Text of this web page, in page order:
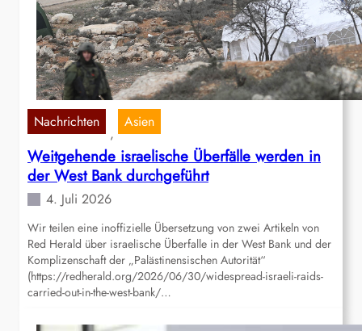
Nachrichten
,
Asien
Weitgehende israelische Überfälle werden in
der West Bank durchgeführt
4. Juli 2026
Wir teilen eine inoffizielle Übersetzung von zwei Artikeln von
Red Herald über israelische Überfalle in der West Bank und der
Komplizenschaft der „Palästinensischen Autorität“
(https://redherald.org/2026/06/30/widespread-israeli-raids-
carried-out-in-the-west-bank/…